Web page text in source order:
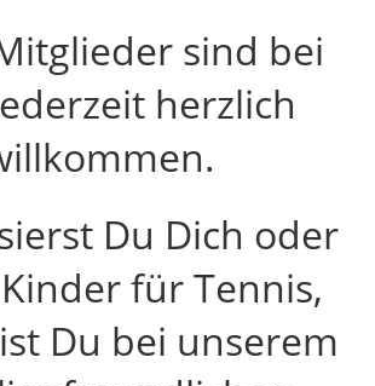
sind bei
herzlich
Du Dich oder
für Tennis,
Du bei unserem